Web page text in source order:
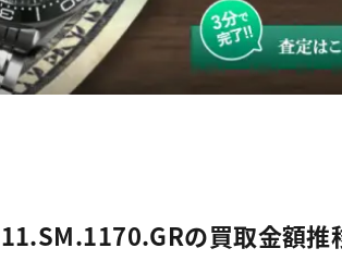
の買取金額推